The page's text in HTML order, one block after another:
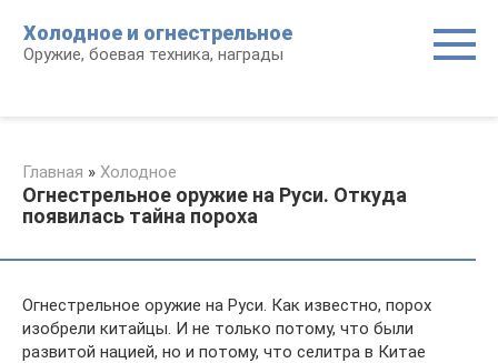
контенту
Холодное и огнестрельное
Оружие, боевая техника, награды
Главная » Холодное
Огнестрельное оружие на Руси. Откуда
появилась тайна пороха
Огнестрельное оружие на Руси. Как известно, порох
изобрели китайцы. И не только потому, что были
развитой нацией, но и потому, что селитра в Китае